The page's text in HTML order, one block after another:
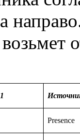
Presence